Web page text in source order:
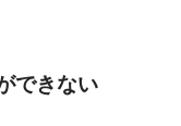
できない